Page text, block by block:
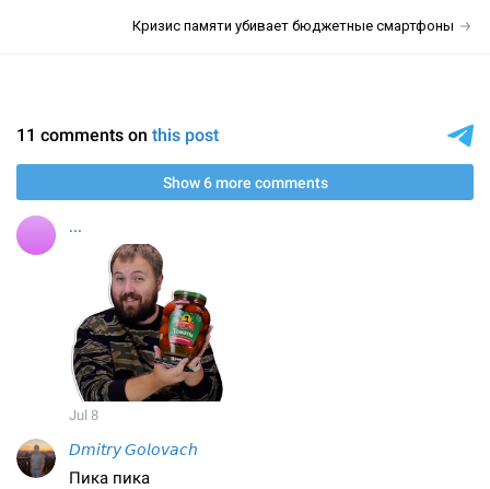
Кризис памяти убивает бюджетные смартфоны